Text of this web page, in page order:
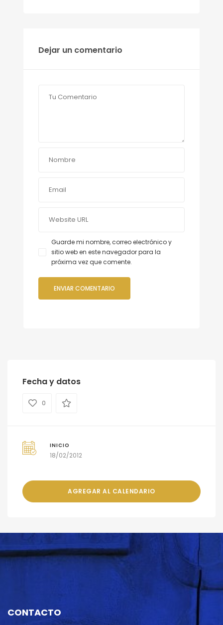
Dejar un comentario
Guarde mi nombre, correo electrónico y
sitio web en este navegador para la
próxima vez que comente.
Fecha y datos
0
INICIO
18/02/2012
AGREGAR AL CALENDARIO
CONTACTO